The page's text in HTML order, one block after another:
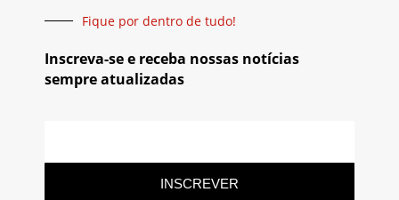
Fique por dentro de tudo!
Inscreva-se e receba nossas notícias
sempre atualizadas
INSCREVER